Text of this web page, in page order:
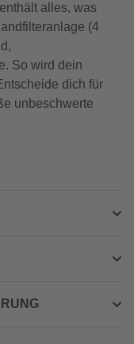
alles, was
(4
So wird dein
dich für
unbeschwerte